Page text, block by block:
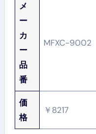
メ
ー
カ
ー
品
番
MFXC-9002
価
格
￥8217